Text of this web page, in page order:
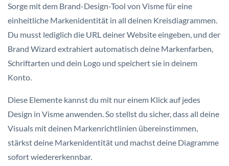
Sorge mit dem Brand-Design-Tool von Visme für eine
einheitliche Markenidentität in all deinen Kreisdiagrammen.
Du musst lediglich die URL deiner Website eingeben, und der
Brand Wizard extrahiert automatisch deine Markenfarben,
Schriftarten und dein Logo und speichert sie in deinem
Konto.
Diese Elemente kannst du mit nur einem Klick auf jedes
Design in Visme anwenden. So stellst du sicher, dass all deine
Visuals mit deinen Markenrichtlinien übereinstimmen,
stärkst deine Markenidentität und machst deine Diagramme
sofort wiedererkennbar.